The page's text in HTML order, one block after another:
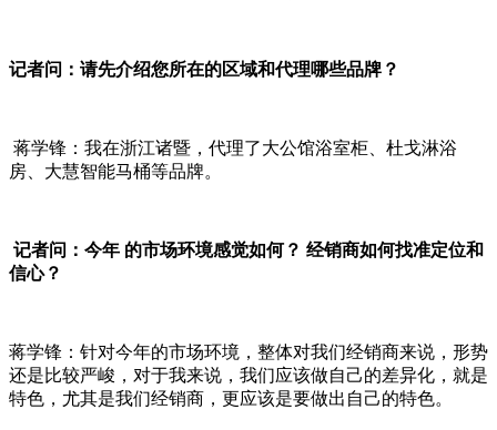
记者问：请先介绍您所在的区域和代理哪些品牌？
蒋学锋：我在浙江诸暨，代理了大公馆浴室柜、杜戈淋浴
房、大慧智能马桶等品牌。
记者问：今年 的市场环境感觉如何？ 经销商如何找准定位和
信心？
蒋学锋：针对今年的市场环境，整体对我们经销商来说，形势
还是比较严峻，对于我来说，我们应该做自己的差异化，就是
特色，尤其是我们经销商，更应该是要做出自己的特色。